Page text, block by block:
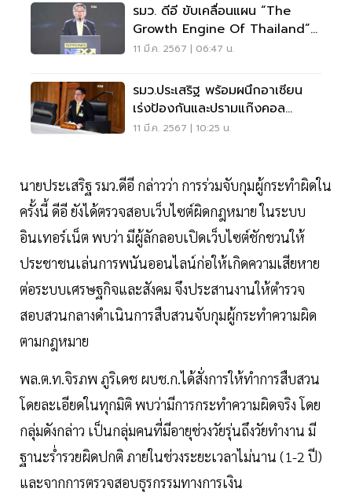
รมว. ดีอี ขับเคลื่อนแผน “The
Growth Engine Of Thailand”
ใช้ AI พัฒนาประเทศ
11 มี.ค. 2567 | 06:47 น.
รมว.ประเสริฐ พร้อมผนึกอาเซียน
เร่งป้องกันและปรามแก๊งคอล
เซ็นเตอร์
11 มี.ค. 2567 | 10:25 น.
นายประเสริฐ รมว.ดีอี กล่าวว่า การร่วมจับกุมผู้กระทำผิดใน
ครั้งนี้ ดีอี ยังได้ตรวจสอบเว็บไซต์ผิดกฎหมาย ในระบบ
อินเทอร์เน็ต พบว่า มีผู้ลักลอบเปิดเว็บไซต์ชักชวนให้
ประชาชนเล่นการพนันออนไลน์ก่อให้เกิดความเสียหาย
ต่อระบบเศรษฐกิจและสังคม จึงประสานงานให้ตำรวจ
สอบสวนกลางดำเนินการสืบสวนจับกุมผู้กระทำความผิด
ตามกฎหมาย
พล.ต.ท.จิรภพ ภูริเดช ผบช.ก.ได้สั่งการให้ทำการสืบสวน
โดยละเอียดในทุกมิติ พบว่ามีการกระทำความผิดจริง โดย
กลุ่มดังกล่าว เป็นกลุ่มคนที่มีอายุช่วงวัยรุ่นถึงวัยทำงาน มี
ฐานะร่ำรวยผิดปกติ ภายในช่วงระยะเวลาไม่นาน (1-2 ปี)
และจากการตรวจสอบธุรกรรมทางการเงิน